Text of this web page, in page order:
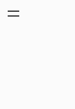
lisati ostukorvi.